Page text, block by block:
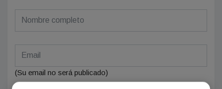
(Su email no será publicado)